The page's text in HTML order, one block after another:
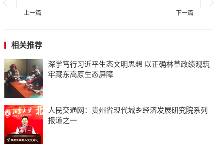
上一篇 下一篇
相关推荐
深学笃行习近平生态文明思想 以正确林草政绩观筑
牢藏东高原生态屏障
人民交通网：贵州省现代城乡经济发展研究院系列
报道之一